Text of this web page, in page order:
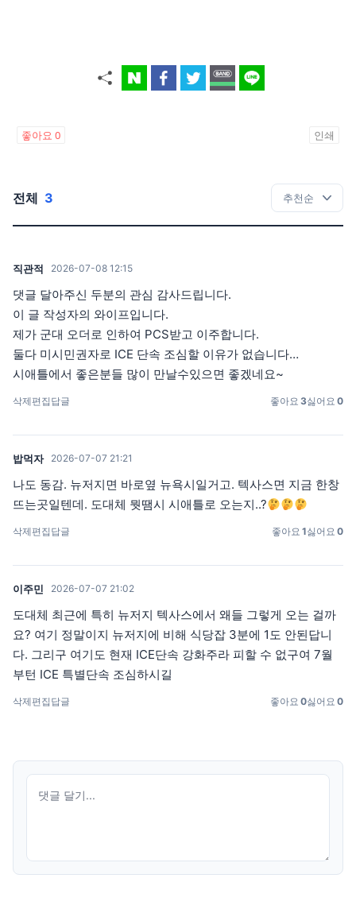
좋아요 0 인쇄
전체 3
직관적 2026-07-08 12:15
댓글 달아주신 두분의 관심 감사드립니다.
이 글 작성자의 와이프입니다.
제가 군대 오더로 인하여 PCS받고 이주합니다.
둘다 미시민권자로 ICE 단속 조심할 이유가 없습니다…
시애틀에서 좋은분들 많이 만날수있으면 좋겠네요~
삭제편집 답글 좋아요 3싫어요 0
밥먹자 2026-07-07 21:21
나도 동감. 뉴저지면 바로옆 뉴욕시일거고. 텍사스면 지금 한창
뜨는곳일텐데. 도대체 뭣땜시 시애틀로 오는지..?
삭제편집 답글 좋아요 1싫어요 0
이주민 2026-07-07 21:02
도대체 최근에 특히 뉴저지 텍사스에서 왜들 그렇게 오는 걸까
요? 여기 정말이지 뉴저지에 비해 식당잡 3분에 1도 안된답니
다. 그리구 여기도 현재 ICE단속 강화주라 피할 수 없구여 7월
부턴 ICE 특별단속 조심하시길
삭제편집 답글 좋아요 0싫어요 0